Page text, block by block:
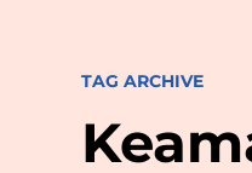
TAG ARCHIVE